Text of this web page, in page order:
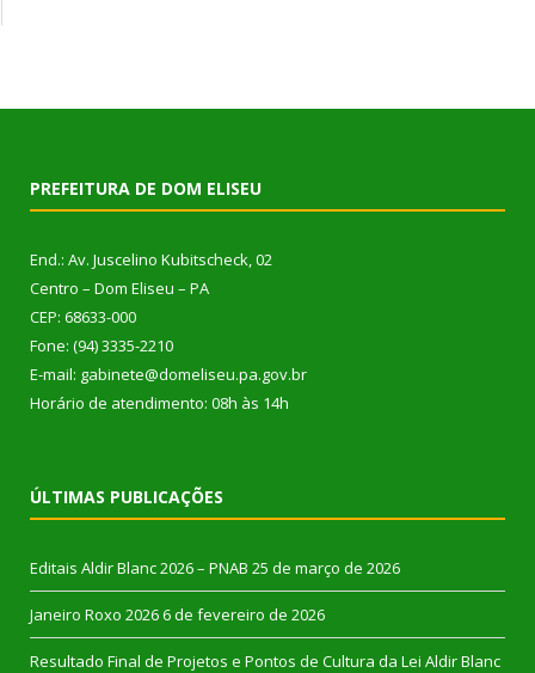
PREFEITURA DE DOM ELISEU
End.: Av. Juscelino Kubitscheck, 02
Centro – Dom Eliseu – PA
CEP: 68633-000
Fone: (94) 3335-2210
E-mail: gabinete@domeliseu.pa.gov.br
Horário de atendimento: 08h às 14h
ÚLTIMAS PUBLICAÇÕES
Editais Aldir Blanc 2026 – PNAB 25 de março de 2026
Janeiro Roxo 2026 6 de fevereiro de 2026
Resultado Final de Projetos e Pontos de Cultura da Lei Aldir Blanc